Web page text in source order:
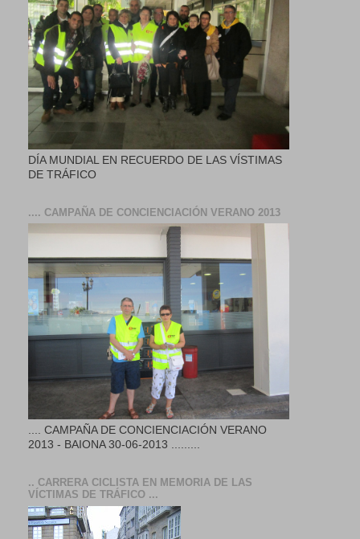
DÍA MUNDIAL EN RECUERDO DE LAS VÍSTIMAS
DE TRÁFICO
.... CAMPAÑA DE CONCIENCIACIÓN VERANO 2013
.... CAMPAÑA DE CONCIENCIACIÓN VERANO
2013 - BAIONA 30-06-2013 .........
.. CARRERA CICLISTA EN MEMORIA DE LAS
VÍCTIMAS DE TRÁFICO ...